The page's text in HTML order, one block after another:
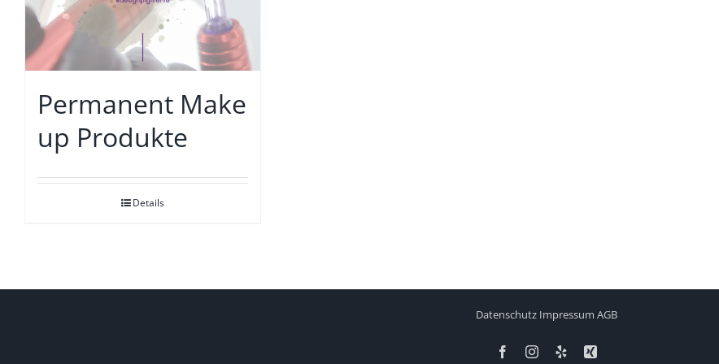
Permanent Make
up Produkte
Details
Datenschutz Impressum AGB
FacebookInstagram
Yelp Xing